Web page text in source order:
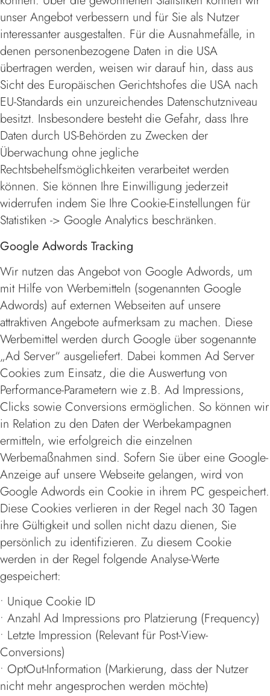
unser Angebot verbessern und für Sie als Nutzer
interessanter ausgestalten. Für die Ausnahmefälle, in
denen personenbezogene Daten in die USA
übertragen werden, weisen wir darauf hin, dass aus
Sicht des Europäischen Gerichtshofes die USA nach
EU-Standards ein unzureichendes Datenschutzniveau
besitzt. Insbesondere besteht die Gefahr, dass Ihre
Daten durch US-Behörden zu Zwecken der
Überwachung ohne jegliche
Rechtsbehelfsmöglichkeiten verarbeitet werden
können. Sie können Ihre Einwilligung jederzeit
widerrufen indem Sie Ihre Cookie-Einstellungen für
Statistiken -> Google Analytics beschränken.
Google Adwords Tracking
Wir nutzen das Angebot von Google Adwords, um
mit Hilfe von Werbemitteln (sogenannten Google
Adwords) auf externen Webseiten auf unsere
attraktiven Angebote aufmerksam zu machen. Diese
Werbemittel werden durch Google über sogenannte
„Ad Server“ ausgeliefert. Dabei kommen Ad Server
Cookies zum Einsatz, die die Auswertung von
Performance-Parametern wie z.B. Ad Impressions,
Clicks sowie Conversions ermöglichen. So können wir
in Relation zu den Daten der Werbekampagnen
ermitteln, wie erfolgreich die einzelnen
Werbemaßnahmen sind. Sofern Sie über eine Google-
Anzeige auf unsere Webseite gelangen, wird von
Google Adwords ein Cookie in ihrem PC gespeichert.
Diese Cookies verlieren in der Regel nach 30 Tagen
ihre Gültigkeit und sollen nicht dazu dienen, Sie
persönlich zu identifizieren. Zu diesem Cookie
werden in der Regel folgende Analyse-Werte
gespeichert:
• Unique Cookie ID
• Anzahl Ad Impressions pro Platzierung (Frequency)
• Letzte Impression (Relevant für Post-View-
Conversions)
• OptOut-Information (Markierung, dass der Nutzer
nicht mehr angesprochen werden möchte)